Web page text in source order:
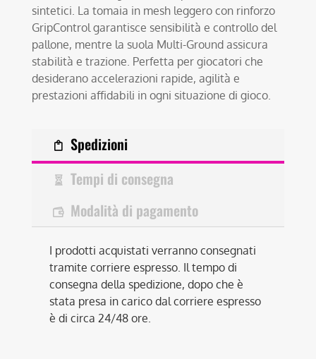
sintetici. La tomaia in mesh leggero con rinforzo
GripControl garantisce sensibilità e controllo del
pallone, mentre la suola Multi-Ground assicura
stabilità e trazione. Perfetta per giocatori che
desiderano accelerazioni rapide, agilità e
prestazioni affidabili in ogni situazione di gioco.
Spedizioni
Tempi di consegna
Modalità di pagamento
I prodotti acquistati verranno consegnati
tramite corriere espresso. Il tempo di
consegna della spedizione, dopo che è
stata presa in carico dal corriere espresso
è di circa 24/48 ore.